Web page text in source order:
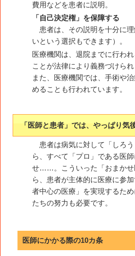
費用などを患者に説明。
「自己決定権」を保障する
患者は、その説明を十分に
いという選択もできます）。
医療機関は、退院までに行わ
ことが法律により義務づけられ
また、医療機関では、手術や
めることも行われています。
「医師と患者」では、やっぱり
患者は病気に対して「しろ
ら、すべて「プロ」である医
せ……。こういった「おまかせ
ら、患者が主体的に医療に参
者中心の医療」を実現するた
たちの努力も必要です。
医師にかかる際の10カ条